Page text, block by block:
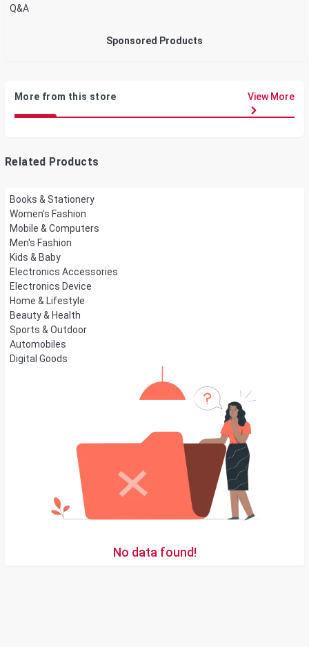
Q&A
Sponsored Products
More from this store View More
Related Products
Books & Stationery
Women's Fashion
Mobile & Computers
Men's Fashion
Kids & Baby
Electronics Accessories
Electronics Device
Home & Lifestyle
Beauty & Health
Sports & Outdoor
Automobiles
Digital Goods
No data found!